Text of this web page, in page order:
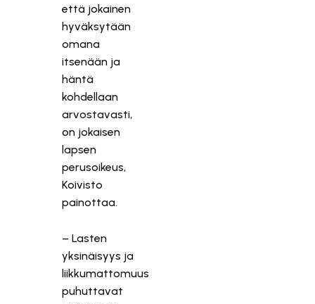
että jokainen
hyväksytään
omana
itsenään ja
häntä
kohdellaan
arvostavasti,
on jokaisen
lapsen
perusoikeus,
Koivisto
painottaa.
– Lasten
yksinäisyys ja
liikkumattomuus
puhuttavat